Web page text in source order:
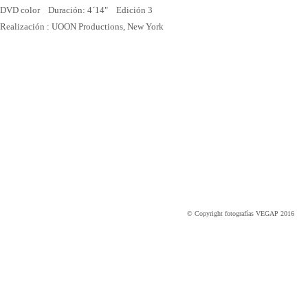
DVD color Duración: 4´14" Edición 3
Realización : UOON Productions, New York
© Copyright fotografías VEGAP 2016